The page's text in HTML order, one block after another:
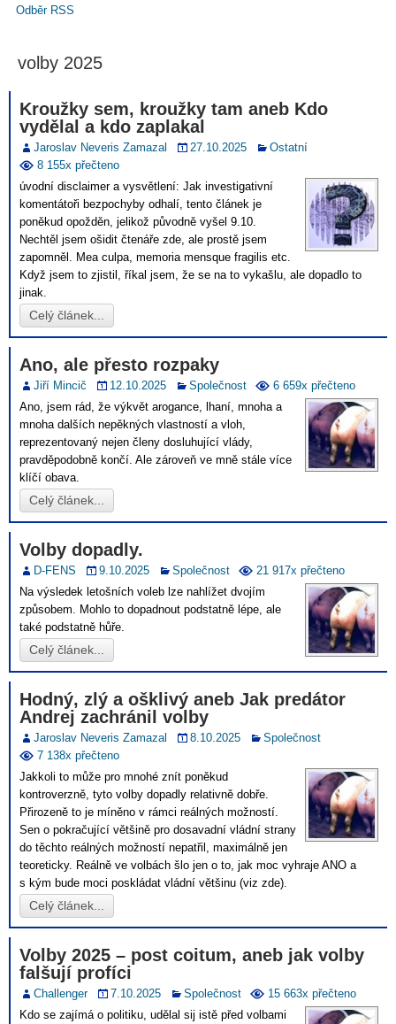
Odběr RSS
volby 2025
Kroužky sem, kroužky tam aneb Kdo
vydělal a kdo zaplakal
Jaroslav Neveris Zamazal 27.10.2025
Ostatní
8 155x přečteno
úvodní disclaimer a vysvětlení: Jak investigativní
komentátoři bezpochyby odhalí, tento článek je
poněkud opožděn, jelikož původně vyšel 9.10.
Nechtěl jsem ošidit čtenáře zde, ale prostě jsem
zapomněl. Mea culpa, memoria mensque fragilis etc.
Když jsem to zjistil, říkal jsem, že se na to vykašlu, ale dopadlo to
jinak.
Celý článek...
Ano, ale přesto rozpaky
Jiří Mincič 12.10.2025 Společnost
6 659x přečteno
Ano, jsem rád, že výkvět arogance, lhaní, mnoha a
mnoha dalších nepěkných vlastností a vloh,
reprezentovaný nejen členy dosluhující vlády,
pravděpodobně končí. Ale zároveň ve mně stále více
klíčí obava.
Celý článek...
Volby dopadly.
D-FENS 9.10.2025 Společnost
21 917x přečteno
Na výsledek letošních voleb lze nahlížet dvojím
způsobem. Mohlo to dopadnout podstatně lépe, ale
také podstatně hůře.
Celý článek...
Hodný, zlý a ošklivý aneb Jak predátor
Andrej zachránil volby
Jaroslav Neveris Zamazal 8.10.2025
Společnost
7 138x přečteno
Jakkoli to může pro mnohé znít poněkud
kontroverzně, tyto volby dopadly relativně dobře.
Přirozeně to je míněno v rámci reálných možností.
Sen o pokračující většině pro dosavadní vládní strany
do těchto reálných možností nepatřil, maximálně jen
teoreticky. Reálně ve volbách šlo jen o to, jak moc vyhraje ANO a
s kým bude moci poskládat vládní většinu (viz zde).
Celý článek...
Volby 2025 – post coitum, aneb jak volby
falšují profíci
Challenger 7.10.2025 Společnost
15 663x přečteno
Kdo se zajímá o politiku, udělal sij istě před volbami